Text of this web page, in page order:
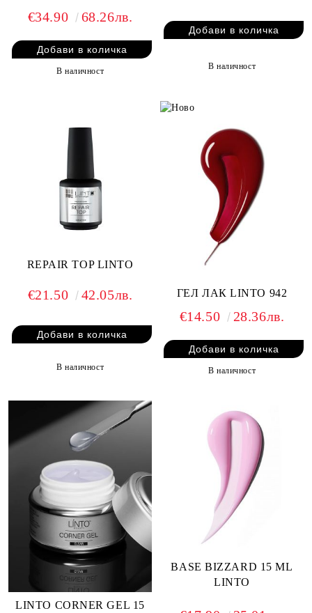
€34.90 68.26лв.
В наличност В наличност
REPAIR TOP LINTO
€21.50 42.05лв.
В наличност
ГЕЛ ЛАК LINTO 942
€14.50 28.36лв.
В наличност
LINTO CORNER GEL 15
BASE BIZZARD 15 ML
LINTO